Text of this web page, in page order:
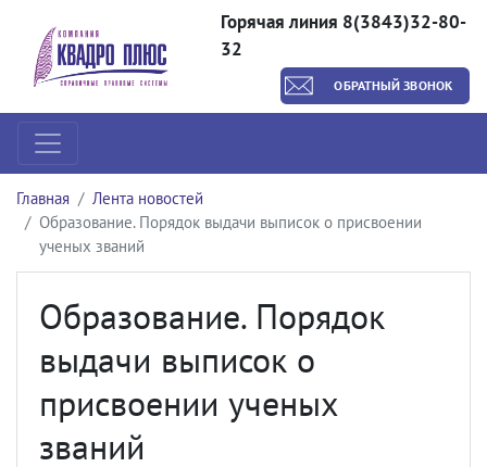
Горячая линия 8(3843)32-80-
32
ОБРАТНЫЙ ЗВОНОК
Главная
Лента новостей
Образование. Порядок выдачи выписок о присвоении
ученых званий
Образование. Порядок
выдачи выписок о
присвоении ученых
званий